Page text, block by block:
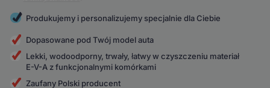
Produkujemy i personalizujemy specjalnie dla Ciebie
Dopasowane pod Twój model auta
Lekki, wodoodporny, trwały, łatwy w czyszczeniu materiał
E-V-A z funkcjonalnymi komórkami
Zaufany Polski producent